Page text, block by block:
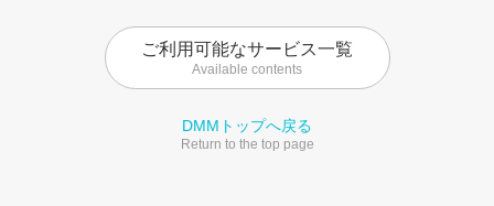
ご利用可能なサービス一覧
Available contents
DMMトップへ戻る
Return to the top page